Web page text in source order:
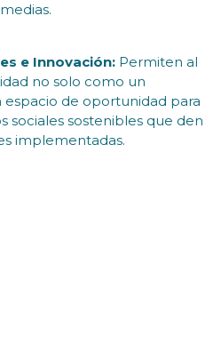
e Innovación: Permiten al
no solo como un
de oportunidad para
sostenibles que den
implementadas.